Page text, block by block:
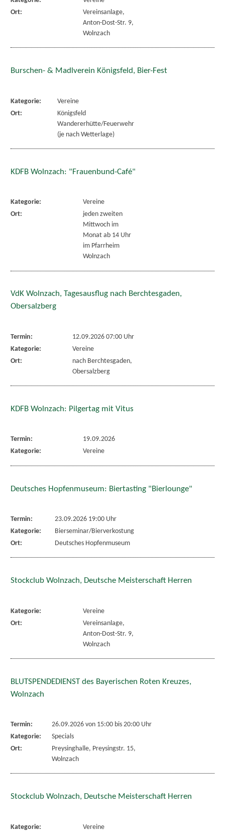
Ort:
Vereinsanlage,
Anton-Dost-Str. 9,
Wolnzach
Burschen- & Madlverein Königsfeld, Bier-Fest
Kategorie:
Vereine
Ort:
Königsfeld
Wandererhütte/Feuerwehr
(je nach Wetterlage)
KDFB Wolnzach: "Frauenbund-Café"
Kategorie:
Vereine
Ort:
jeden zweiten
Mittwoch im
Monat ab 14 Uhr
im Pfarrheim
Wolnzach
VdK Wolnzach, Tagesausflug nach Berchtesgaden,
Obersalzberg
Termin:
12.09.2026 07:00 Uhr
Kategorie:
Vereine
Ort:
nach Berchtesgaden,
Obersalzberg
KDFB Wolnzach: Pilgertag mit Vitus
Termin:
19.09.2026
Kategorie:
Vereine
Deutsches Hopfenmuseum: Biertasting "Bierlounge"
Termin:
23.09.2026 19:00 Uhr
Kategorie:
Bierseminar/Bierverkostung
Ort:
Deutsches Hopfenmuseum
Stockclub Wolnzach, Deutsche Meisterschaft Herren
Kategorie:
Vereine
Ort:
Vereinsanlage,
Anton-Dost-Str. 9,
Wolnzach
BLUTSPENDEDIENST des Bayerischen Roten Kreuzes,
Wolnzach
Termin: 26.09.2026 von 15:00bis 20:00 Uhr
Kategorie:
Specials
Ort:
Preysinghalle, Preysingstr. 15,
Wolnzach
Stockclub Wolnzach, Deutsche Meisterschaft Herren
Kategorie: Vereine